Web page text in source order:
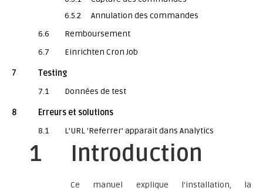
6.5.2
Annulation des commandes
6.6
Remboursement
6.7
Einrichten Cron Job
7
Testing
7.1
Données de test
8
Erreurs et solutions
8.1
L'URL 'Referrer' apparait dans Analytics
1 Introduction
Ce manuel explique l'installation, la